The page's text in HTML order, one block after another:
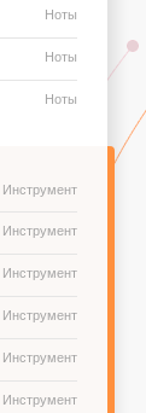
Ноты
Ноты
Ноты
Инструмент
Инструмент
Инструмент
Инструмент
Инструмент
Инструмент